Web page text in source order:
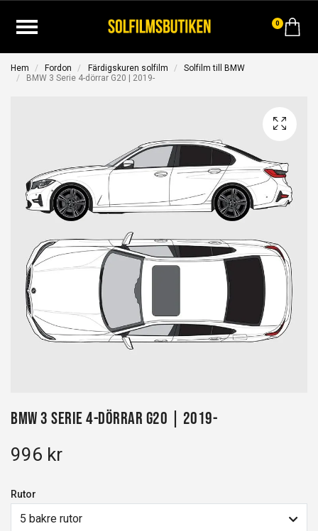
0
Hem Fordon Färdigskuren solfilm
Solfilm till BMW
BMW 3 Serie 4-dörrar G20 | 2019-
BMW 3 Serie 4-dörrar G20 | 2019-
996 kr
Rutor
5 bakre rutor